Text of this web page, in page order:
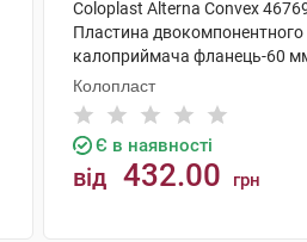
Coloplast Alterna Convex
Пластина двокомпонентного
калоприймача фланець-60
15x43 мм 4 шт
Колопласт
Є в наявності
від 432.00 грн